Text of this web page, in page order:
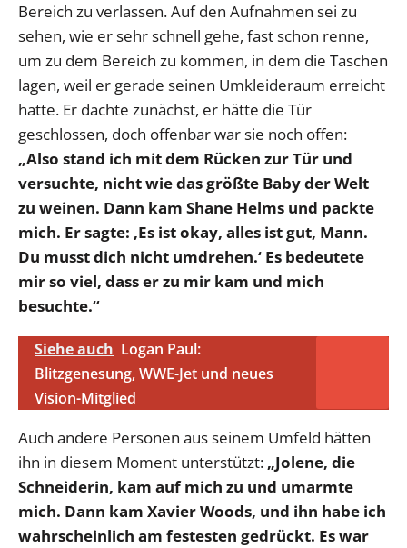
Bereich zu verlassen. Auf den Aufnahmen sei zu
sehen, wie er sehr schnell gehe, fast schon renne,
um zu dem Bereich zu kommen, in dem die Taschen
lagen, weil er gerade seinen Umkleideraum erreicht
hatte. Er dachte zunächst, er hätte die Tür
geschlossen, doch offenbar war sie noch offen:
„Also stand ich mit dem Rücken zur Tür und
versuchte, nicht wie das größte Baby der Welt
zu weinen. Dann kam Shane Helms und packte
mich. Er sagte: ‚Es ist okay, alles ist gut, Mann.
Du musst dich nicht umdrehen.‘ Es bedeutete
mir so viel, dass er zu mir kam und mich
besuchte.“
Siehe auch Logan Paul:
Blitzgenesung, WWE-Jet und neues
Vision-Mitglied
Auch andere Personen aus seinem Umfeld hätten
ihn in diesem Moment unterstützt: „Jolene, die
Schneiderin, kam auf mich zu und umarmte
mich. Dann kam Xavier Woods, und ihn habe ich
wahrscheinlich am festesten gedrückt. Es war